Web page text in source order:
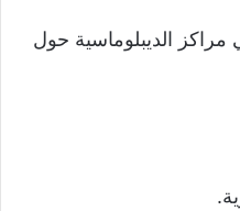
الديبلوماسية حول